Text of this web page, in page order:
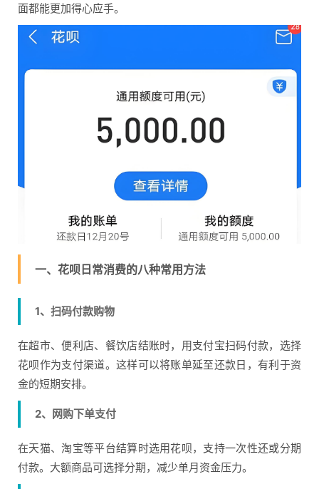
面都能更加得心应手。
一、花呗日常消费的八种常用方法
1、扫码付款购物
在超市、便利店、餐饮店结账时，用支付宝扫码付款，选择
花呗作为支付渠道。这样可以将账单延至还款日，有利于资
金的短期安排。
2、网购下单支付
在天猫、淘宝等平台结算时选用花呗，支持一次性还或分期
付款。大额商品可选择分期，减少单月资金压力。